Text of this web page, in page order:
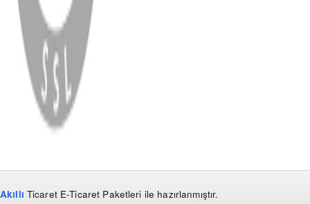
WhatsApp Facebook
Copyright
2026 Dükkan Hifi
Akıllı Ticaret E-Ticaret Paketleri ile hazırlanmıştır.